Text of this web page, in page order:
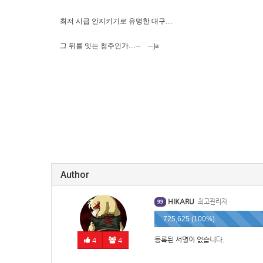
최저 시급 안지키기로 유명한 대구....
그 뒤를 잇는 청주인가....─ ─)a
Author
4 4
99 HIKARU 최고관리자
725,625 (100%)
등록된 서명이 없습니다.